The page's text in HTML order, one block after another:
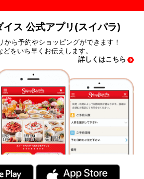
イス 公式アプリ(スイパラ)
から予約やショッピングができます！
をいち早くお伝えします。
詳しくはこちら